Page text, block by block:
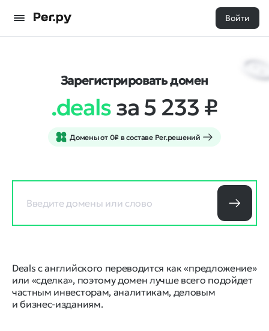
Войти
Зарегистрировать домен
.dealsза 5 233 ₽
Домены от 0₽ в составе Рег.решений
Deals с английского переводится как «предложение»
или «сделка», поэтому домен лучше всего подойдет
частным инвесторам, аналитикам, деловым
и бизнес-изданиям.